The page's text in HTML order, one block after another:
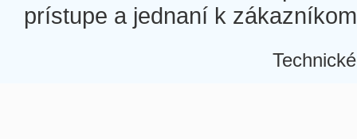
prístupe a jednaní k